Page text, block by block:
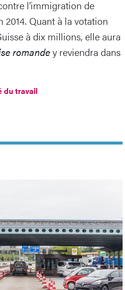
l'immigration de
2014. Quant à la votation
à dix millions, elle aura
romandey reviendra dans
du travail